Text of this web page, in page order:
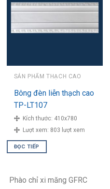
SẢN PHẨM THẠCH CAO
Bông đèn liễn thạch cao
TP-LT107
Kích thước: 410x780
Lượt xem: 803 lượt xem
ĐỌC TIẾP
Phào chỉ xi măng GFRC